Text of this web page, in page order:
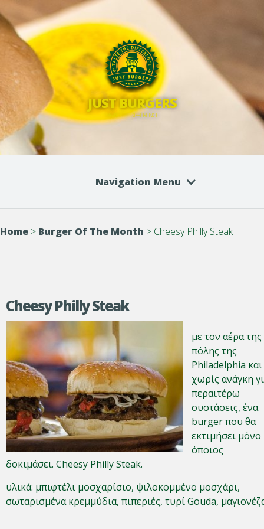
JUST BURGERS
TASTE THE DIFFERENCE
Navigation Menu
Home > Burger Of The Month > Cheesy Philly Steak
Cheesy Philly Steak
με τον αέρα της
πόλης της
Philadelphia και
χωρίς ανάγκη
περαιτέρω
συστάσεις, ένα
burger που θα
εκτιμήσει μόνο
όποιος
δοκιμάσει. Cheesy Philly Steak.
υλικά: μπιφτέλι μοσχαρίσιο, ψιλοκομμένο μοσχάρι,
σωταρισμένα κρεμμύδια, πιπεριές, τυρί Gouda,